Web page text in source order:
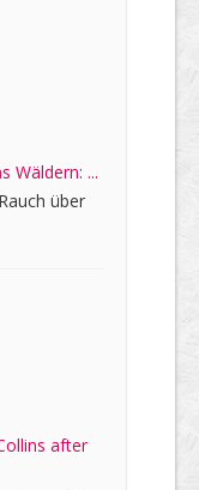
Wäldern: ...
über
after